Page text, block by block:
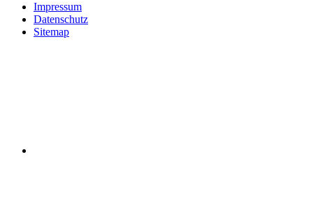
Impressum
Datenschutz
Sitemap